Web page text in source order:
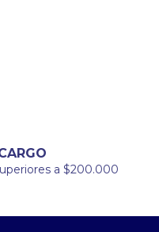
a $200.000